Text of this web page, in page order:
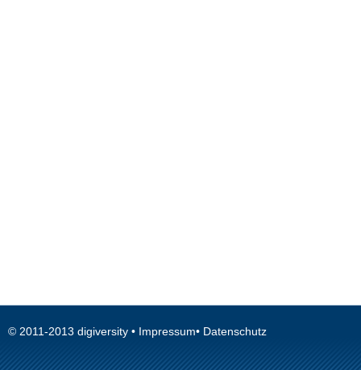
© 2011-2013 digiversity • Impressum• Datenschutz